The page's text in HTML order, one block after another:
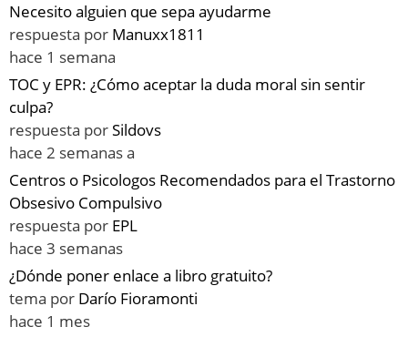
Necesito alguien que sepa ayudarme
respuesta por Manuxx1811
hace 1 semana
TOC y EPR: ¿Cómo aceptar la duda moral sin sentir
culpa?
respuesta porSildovs
hace 2 semanas a
Centros o Psicologos Recomendados para el Trastorno
Obsesivo Compulsivo
respuesta por EPL
hace 3 semanas
¿Dónde poner enlace a libro gratuito?
tema por Darío Fioramonti
hace 1 mes